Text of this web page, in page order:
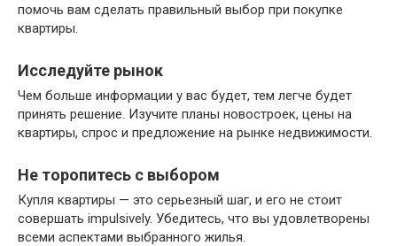
помочь вам сделать правильный выбор при покупке
квартиры.
Исследуйте рынок
Чем больше информации у вас будет, тем легче будет
принять решение. Изучите планы новостроек, цены на
квартиры, спрос и предложение на рынке недвижимости.
Не торопитесь с выбором
Купля квартиры — это серьезный шаг, и его не стоит
совершать impulsively. Убедитесь, что вы удовлетворены
всеми аспектами выбранного жилья.